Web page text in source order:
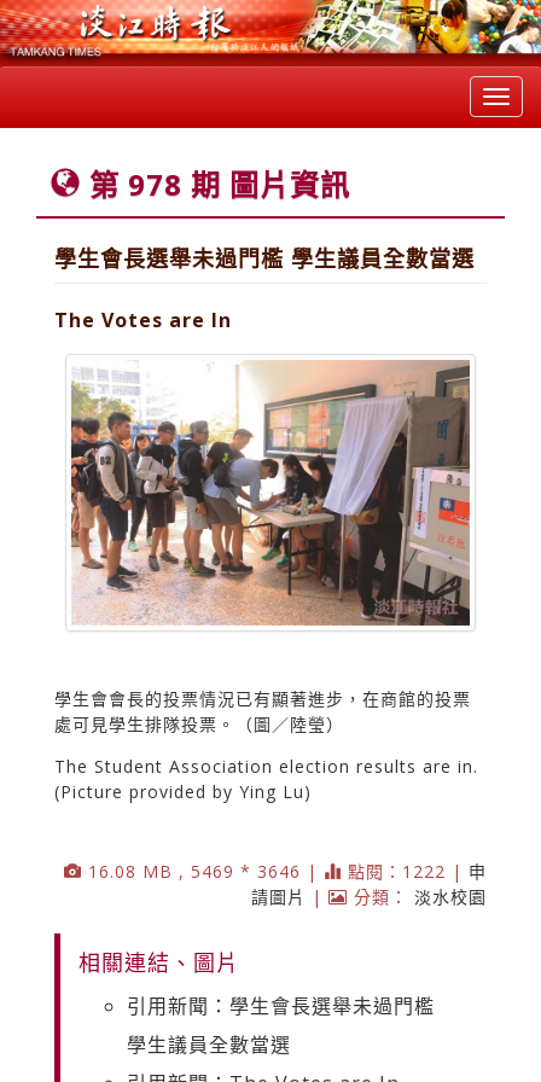
第 978 期 圖片資訊
學生會長選舉未過門檻 學生議員全數當選
The Votes are In
學生會會長的投票情況已有顯著進步，在商館的投票
處可見學生排隊投票。（圖／陸瑩）
The Student Association election results are in.
(Picture provided by Ying Lu)
16.08 MB , 5469 * 3646 | 點閱：1222 | 申
請圖片
| 分類： 淡水校園
相關連結、圖片
引用新聞：學生會長選舉未過門檻
學生議員全數當選